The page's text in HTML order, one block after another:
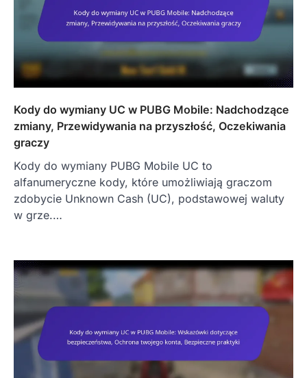
Kody do wymiany UC w PUBG Mobile: Nadchodzące
zmiany, Przewidywania na przyszłość, Oczekiwania
graczy
Kody do wymiany PUBG Mobile UC to
alfanumeryczne kody, które umożliwiają graczom
zdobycie Unknown Cash (UC), podstawowej waluty
w grze.…